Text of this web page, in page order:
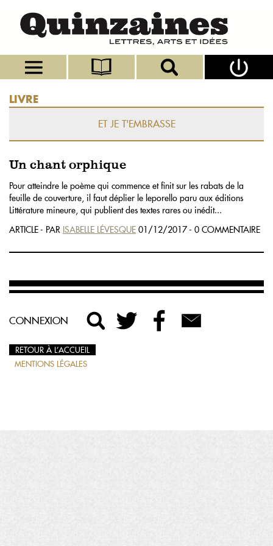
LIVRE
ET JE T'EMBRASSE
Un chant orphique
Pour atteindre le poème qui commence et finit sur les rabats de la
feuille de couverture, il faut déplier le leporello paru aux éditions
Littérature mineure, qui publient des textes rares ou inédit...
ARTICLE - PAR ISABELLE LÉVESQUE 01/12/2017 - 0 COMMENTAIRE
CONNEXION
RETOUR À L’ACCUEIL
MENTIONS LÉGALES